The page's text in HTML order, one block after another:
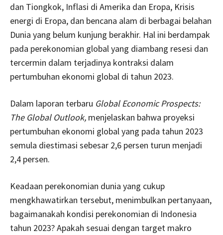
dan Tiongkok, Inflasi di Amerika dan Eropa, Krisis
energi di Eropa, dan bencana alam di berbagai belahan
Dunia yang belum kunjung berakhir. Hal ini berdampak
pada perekonomian global yang diambang resesi dan
tercermin dalam terjadinya kontraksi dalam
pertumbuhan ekonomi global di tahun 2023.
Dalam laporan terbaru Global Economic Prospects:
The Global Outlook, menjelaskan bahwa proyeksi
pertumbuhan ekonomi global yang pada tahun 2023
semula diestimasi sebesar 2,6 persen turun menjadi
2,4 persen.
Keadaan perekonomian dunia yang cukup
mengkhawatirkan tersebut, menimbulkan pertanyaan,
bagaimanakah kondisi perekonomian di Indonesia
tahun 2023? Apakah sesuai dengan target makro